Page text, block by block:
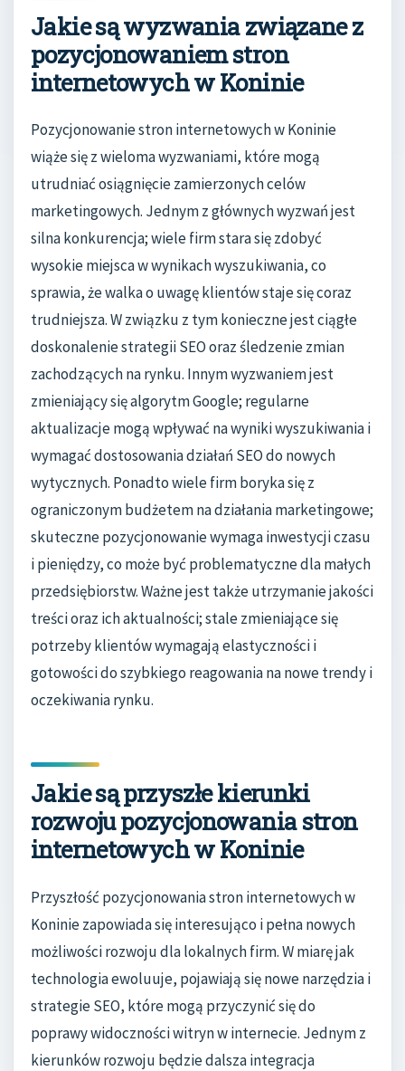
Jakie są wyzwania związane z
pozycjonowaniem stron
internetowych w Koninie
Pozycjonowanie stron internetowych w Koninie
wiąże się z wieloma wyzwaniami, które mogą
utrudniać osiągnięcie zamierzonych celów
marketingowych. Jednym z głównych wyzwań jest
silna konkurencja; wiele firm stara się zdobyć
wysokie miejsca w wynikach wyszukiwania, co
sprawia, że walka o uwagę klientów staje się coraz
trudniejsza. W związku z tym konieczne jest ciągłe
doskonalenie strategii SEO oraz śledzenie zmian
zachodzących na rynku. Innym wyzwaniem jest
zmieniający się algorytm Google; regularne
aktualizacje mogą wpływać na wyniki wyszukiwania i
wymagać dostosowania działań SEO do nowych
wytycznych. Ponadto wiele firm boryka się z
ograniczonym budżetem na działania marketingowe;
skuteczne pozycjonowanie wymaga inwestycji czasu
i pieniędzy, co może być problematyczne dla małych
przedsiębiorstw. Ważne jest także utrzymanie jakości
treści oraz ich aktualności; stale zmieniające się
potrzeby klientów wymagają elastyczności i
gotowości do szybkiego reagowania na nowe trendy i
oczekiwania rynku.
Jakie są przyszłe kierunki
rozwoju pozycjonowania stron
internetowych w Koninie
Przyszłość pozycjonowania stron internetowych w
Koninie zapowiada się interesująco i pełna nowych
możliwości rozwoju dla lokalnych firm. W miarę jak
technologia ewoluuje, pojawiają się nowe narzędzia i
strategie SEO, które mogą przyczynić się do
poprawy widoczności witryn w internecie. Jednym z
kierunków rozwoju będzie dalsza integracja